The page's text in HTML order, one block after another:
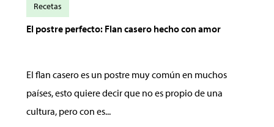
El postre perfecto: Flan casero hecho con amor
El flan casero es un postre muy común en muchos
países, esto quiere decir que no es propio de una
cultura, pero con es...
Recetas